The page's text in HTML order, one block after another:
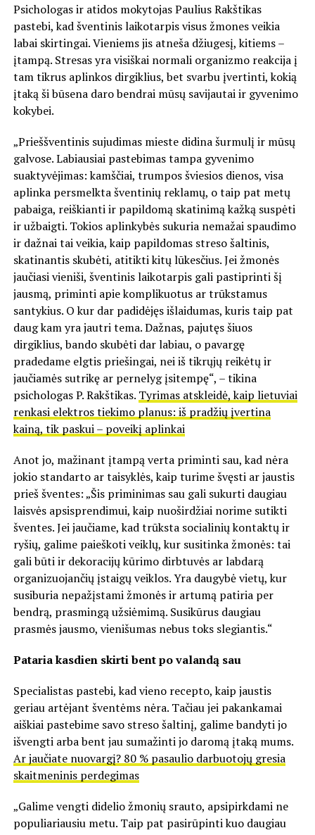
Psichologas ir atidos mokytojas Paulius Rakštikas
pastebi, kad šventinis laikotarpis visus žmones veikia
labai skirtingai. Vieniems jis atneša džiugesį, kitiems –
įtampą. Stresas yra visiškai normali organizmo reakcija į
tam tikrus aplinkos dirgiklius, bet svarbu įvertinti, kokią
įtaką ši būsena daro bendrai mūsų savijautai ir gyvenimo
kokybei.
„Prieššventinis sujudimas mieste didina šurmulį ir mūsų
galvose. Labiausiai pastebimas tampa gyvenimo
suaktyvėjimas: kamščiai, trumpos šviesios dienos, visa
aplinka persmelkta šventinių reklamų, o taip pat metų
pabaiga, reiškianti ir papildomą skatinimą kažką suspėti
ir užbaigti. Tokios aplinkybės sukuria nemažai spaudimo
ir dažnai tai veikia, kaip papildomas streso šaltinis,
skatinantis skubėti, atitikti kitų lūkesčius. Jei žmonės
jaučiasi vieniši, šventinis laikotarpis gali pastiprinti šį
jausmą, priminti apie komplikuotus ar trūkstamus
santykius. O kur dar padidėjęs išlaidumas, kuris taip pat
daug kam yra jautri tema. Dažnas, pajutęs šiuos
dirgiklius, bando skubėti dar labiau, o pavargę
pradedame elgtis priešingai, nei iš tikrųjų reikėtų ir
jaučiamės sutrikę ar pernelyg įsitempę“, – tikina
psichologas P. Rakštikas. Tyrimas atskleidė, kaip lietuviai
renkasi elektros tiekimo planus: iš pradžių įvertina
kainą, tik paskui – poveikį aplinkai
Anot jo, mažinant įtampą verta priminti sau, kad nėra
jokio standarto ar taisyklės, kaip turime švęsti ar jaustis
prieš šventes: „Šis priminimas sau gali sukurti daugiau
laisvės apsisprendimui, kaip nuoširdžiai norime sutikti
šventes. Jei jaučiame, kad trūksta socialinių kontaktų ir
ryšių, galime paieškoti veiklų, kur susitinka žmonės: tai
gali būti ir dekoracijų kūrimo dirbtuvės ar labdarą
organizuojančių įstaigų veiklos. Yra daugybė vietų, kur
susiburia nepažįstami žmonės ir artumą patiria per
bendrą, prasmingą užsiėmimą. Susikūrus daugiau
prasmės jausmo, vienišumas nebus toks slegiantis.“
Pataria kasdien skirti bent po valandą sau
Specialistas pastebi, kad vieno recepto, kaip jaustis
geriau artėjant šventėms nėra. Tačiau jei pakankamai
aiškiai pastebime savo streso šaltinį, galime bandyti jo
išvengti arba bent jau sumažinti jo daromą įtaką mums.
Ar jaučiate nuovargį? 80 % pasaulio darbuotojų gresia
skaitmeninis perdegimas
„Galime vengti didelio žmonių srauto, apsipirkdami ne
populiariausiu metu. Taip pat pasirūpinti kuo daugiau